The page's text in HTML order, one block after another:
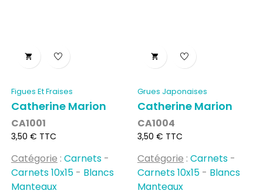

Figues Et Fraises
Catherine Marion
CA1001
Prix
3,50 € TTC
Catégorie : Carnets -
Carnets 10x15 - Blancs
Manteaux

Grues Japonaises
Catherine Marion
CA1004
Prix
3,50 € TTC
Catégorie : Carnets -
Carnets 10x15 - Blancs
Manteaux